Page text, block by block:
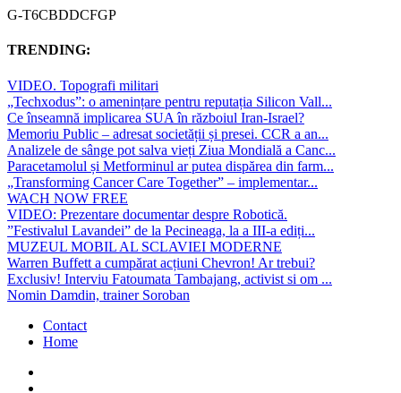
G-T6CBDDCFGP
TRENDING:
VIDEO. Topografi militari
„Techxodus”: o amenințare pentru reputația Silicon Vall...
Ce înseamnă implicarea SUA în războiul Iran-Israel?
Memoriu Public – adresat societății și presei. CCR a an...
Analizele de sânge pot salva vieți Ziua Mondială a Canc...
Paracetamolul și Metforminul ar putea dispărea din farm...
„Transforming Cancer Care Together” – implementar...
WACH NOW FREE
VIDEO: Prezentare documentar despre Robotică.
”Festivalul Lavandei” de la Pecineaga, la a III-a ediți...
MUZEUL MOBIL AL SCLAVIEI MODERNE
Warren Buffett a cumpărat acțiuni Chevron! Ar trebui?
Exclusiv! Interviu Fatoumata Tambajang, activist si om ...
Nomin Damdin, trainer Soroban
Contact
Home